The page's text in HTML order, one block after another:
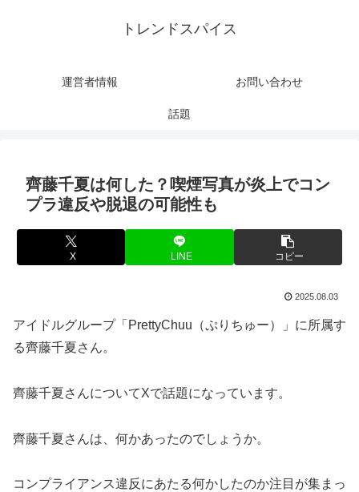
トレンドスパイス
運営者情報 お問い合わせ
話題
齊藤千夏は何した？喫煙写真が炎上でコン
プラ違反や脱退の可能性も
X LINE コピー
2025.08.03
アイドルグループ「PrettyChuu（ぷりちゅー）」に所属す
る齊藤千夏さん。
齊藤千夏さんについてXで話題になっています。
齊藤千夏さんは、何かあったのでしょうか。
コンプライアンス違反にあたる何かしたのか注目が集まっ